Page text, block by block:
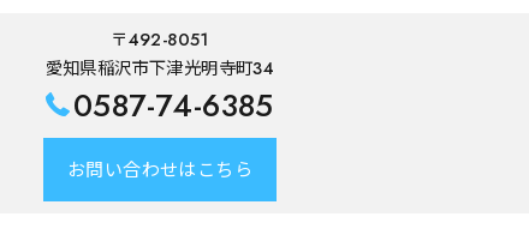
〒492-8051
愛知県稲沢市下津光明寺町34
0587-74-6385
お問い合わせはこちら